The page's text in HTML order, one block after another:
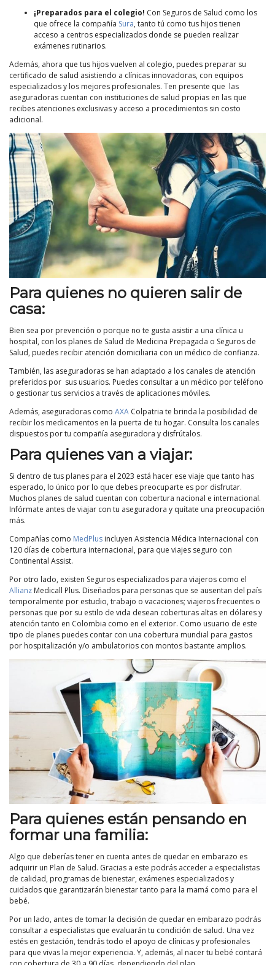
¡Preparados para el colegio! Con Seguros de Salud como los
que ofrece la compañía Sura, tanto tú como tus hijos tienen
acceso a centros especializados donde se pueden realizar
exámenes rutinarios.
Además, ahora que tus hijos vuelven al colegio, puedes preparar su
certificado de salud asistiendo a clínicas innovadoras, con equipos
especializados y los mejores profesionales. Ten presente que las
aseguradoras cuentan con instituciones de salud propias en las que
recibes atenciones exclusivas y acceso a procedimientos sin costo
adicional.
Para quienes no quieren salir de
casa:
Bien sea por prevención o porque no te gusta asistir a una clínica u
hospital, con los planes de Salud de Medicina Prepagada o Seguros de
Salud, puedes recibir atención domiciliaria con un médico de confianza.
También, las aseguradoras se han adaptado a los canales de atención
preferidos por sus usuarios. Puedes consultar a un médico por teléfono
o gestionar tus servicios a través de aplicaciones móviles.
Además, aseguradoras como AXA Colpatria te brinda la posibilidad de
recibir los medicamentos en la puerta de tu hogar. Consulta los canales
dispuestos por tu compañía aseguradora y disfrútalos.
Para quienes van a viajar:
Si dentro de tus planes para el 2023 está hacer ese viaje que tanto has
esperado, lo único por lo que debes preocuparte es por disfrutar.
Muchos planes de salud cuentan con cobertura nacional e internacional.
Infórmate antes de viajar con tu aseguradora y quítate una preocupación
más.
Compañías como MedPlus incluyen Asistencia Médica Internacional con
120 días de cobertura internacional, para que viajes seguro con
Continental Assist.
Por otro lado, existen Seguros especializados para viajeros como el
Allianz Medicall Plus. Diseñados para personas que se ausentan del país
temporalmente por estudio, trabajo o vacaciones; viajeros frecuentes o
personas que por su estilo de vida desean coberturas altas en dólares y
atención tanto en Colombia como en el exterior. Como usuario de este
tipo de planes puedes contar con una cobertura mundial para gastos
por hospitalización y/o ambulatorios con montos bastante amplios.
Para quienes están pensando en
formar una familia:
Algo que deberías tener en cuenta antes de quedar en embarazo es
adquirir un Plan de Salud. Gracias a este podrás acceder a especialistas
de calidad, programas de bienestar, exámenes especializados y
cuidados que garantizarán bienestar tanto para la mamá como para el
bebé.
Por un lado, antes de tomar la decisión de quedar en embarazo podrás
consultar a especialistas que evaluarán tu condición de salud. Una vez
estés en gestación, tendrás todo el apoyo de clínicas y profesionales
para que vivas la mejor experiencia. Y, además, al nacer tu bebé contará